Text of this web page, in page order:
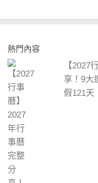
熱門內容
【2027
享！9大
假121天